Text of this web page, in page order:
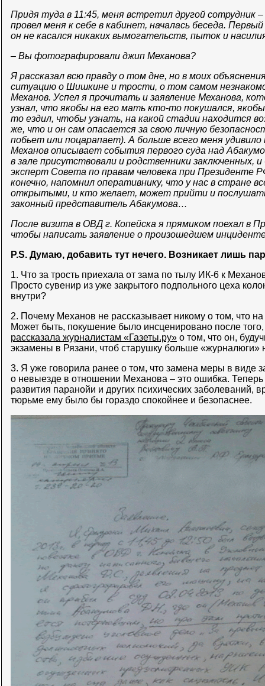
Придя туда в 11:45, меня встретил другой сотрудник
провел меня к себе в кабинет, началась беседа.
он не касался никаких вымогательств, пыток и
– Вы фотографировали джип Механова?
Я рассказал всю правду о том дне, но в моих
ситуацию о Шишкине и трости, о том самом
Механов. Успел я прочитать и заявление Механова,
узнал, что якобы на его мать кто-то покушался,
то ездил, чтобы узнать, на какой стадии находится
же, что и он сам опасается за свою личную
побьет или поцарапает). А больше всего меня удивило
Механов описывает события первого суда над
в зале присутствовали и родственники заключенных,
эксперт Совета по правам человека при Президенте
конечно, напомнил оперативнику, что у нас в стране
открытыми, и кто желает, может прийти и
законный представитель Абакумова…
После визита в ОВД г. Копейска я прямиком поехал в
чтобы написать заявление о произошедшем
P.S. Думаю, добавить тут нечего. Возникает лишь
1. Что за трость приехала от зама по тылу ИК-6 к
Просто сувенир из уже закрытого подпольного цеха
внутри?
2. Почему Механов не рассказывает никому о том, что
Может быть, покушение было инсценировано после
рассказала журналистам «Газеты.ру» о том, что он,
экзамены в Рязани, чтоб старушку больше «журналюги»
3. Я уже говорила ранее о том, что замена меры в виде
о невыезде в отношении Механова – это ошибка. Теперь
развития паранойи и других психических
тюрьме ему было бы гораздо спокойнее и безопаснее.